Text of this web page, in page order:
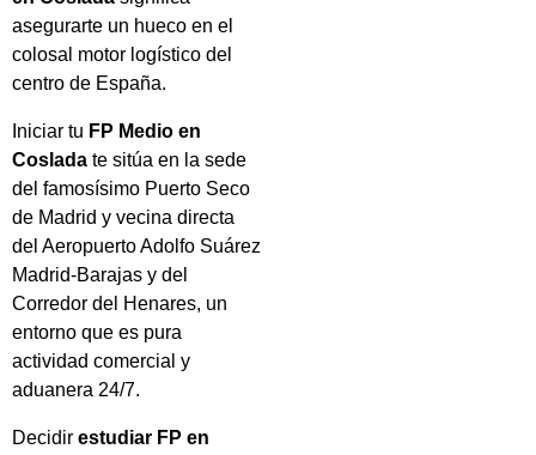
asegurarte un hueco en el
colosal motor logístico del
centro de España.
Iniciar tu FP Medio en
Coslada te sitúa en la sede
del famosísimo Puerto Seco
de Madrid y vecina directa
del Aeropuerto Adolfo Suárez
Madrid-Barajas y del
Corredor del Henares, un
entorno que es pura
actividad comercial y
aduanera 24/7.
Decidir estudiar FP en